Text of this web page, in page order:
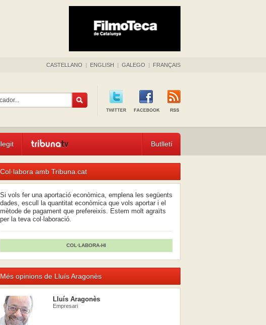
CASTELLANO | ENGLISH | GALEGO | FRANÇAIS
Butlletí
Col·labora amb Tribuna.cat
Si vols fer una aportació econòmica, emplena les següents
dades, escull la quantitat econòmica que vols aportar i el
mètode de pagament que prefereixis. Estem molt agraïts
per la teva col·laboració.
COL·LABORA-HI
Més opinions de Lluís Aragonès
Lluís Aragonès
Empresari